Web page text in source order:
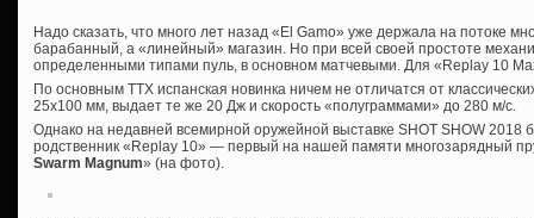
Надо сказать, что много лет назад «El Gamo» уже держала на потоке
барабанный, а «линейный» магазин. Но при всей своей простоте
определенными типами пуль, в основном матчевыми. Для «Replay 10
По основным ТТХ испанская новинка ничем не отличатся от
25х100 мм, выдает те же 20 Дж и скорость «полуграммами» до 280 м/с.
Однако на недавней всемирной оружейной выставке SHOT SHOW 2018
родственник «Replay 10» — первый на нашей памяти многозарядный
Swarm Magnum» (на фото).